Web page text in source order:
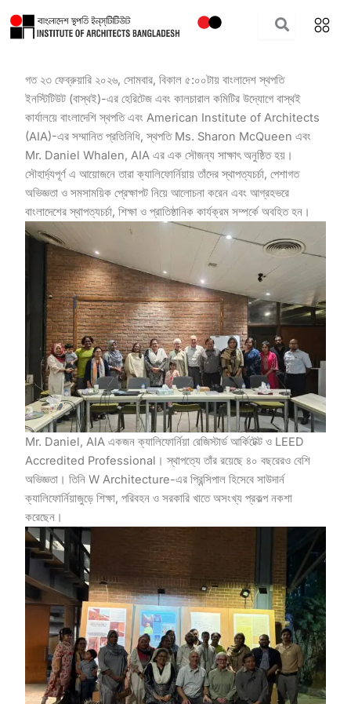
গত ২৩ ফেব্রুয়ারি ২০২৬, সোমবার, বিকাল ৫:০০টায় বাংলাদেশ স্থপতি
ইনস্টিটিউট (বাস্থই)-এর হেরিটেজ এবং কালচারাল কমিটির উদ্যোগে বাস্থই
কার্যালয়ে বাংলাদেশি স্থপতি এবং American Institute of Architects
(AIA)-এর সম্মানিত প্রতিনিধি, স্থপতি Ms. Sharon McQueen এবং
Mr. Daniel Whalen, AIA এর এক সৌজন্য সাক্ষাৎ অনুষ্ঠিত হয়।
সৌহার্দ্যপূর্ণ এ আয়োজনে তারা ক্যালিফোর্নিয়ায় তাঁদের স্থাপত্যচর্চা, পেশাগত
অভিজ্ঞতা ও সমসাময়িক প্রেক্ষাপট নিয়ে আলোচনা করেন এবং আগ্রহভরে
বাংলাদেশের স্থাপত্যচর্চা, শিক্ষা ও প্রাতিষ্ঠানিক কার্যক্রম সম্পর্কে অবহিত হন।
Mr. Daniel, AIA একজন ক্যালিফোর্নিয়া রেজিস্টার্ড আর্কিটেক্ট ও LEED
Accredited Professional। স্থাপত্যে তাঁর রয়েছে ৪০ বছরেরও বেশি
অভিজ্ঞতা। তিনি W Architecture-এর প্রিন্সিপাল হিসেবে সাউদার্ন
ক্যালিফোর্নিয়াজুড়ে শিক্ষা, পরিবহন ও সরকারি খাতে অসংখ্য প্রকল্প নকশা
করেছেন।